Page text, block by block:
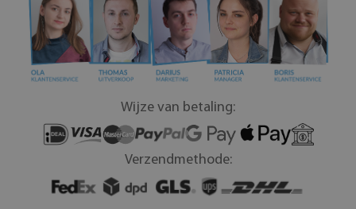
Wijze van betaling:
Verzendmethode: